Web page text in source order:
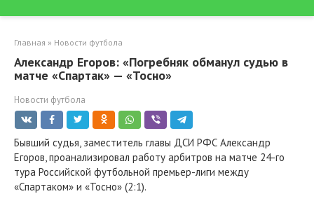
Главная » Новости футбола
Александр Егоров: «Погребняк обманул судью в
матче «Спартак» — «Тосно»
Новости футбола
Бывший судья, заместитель главы ДСИ РФС Александр
Егоров, проанализировал работу арбитров на матче 24-го
тура Российской футбольной премьер-лиги между
«Спартаком» и «Тосно» (2:1).